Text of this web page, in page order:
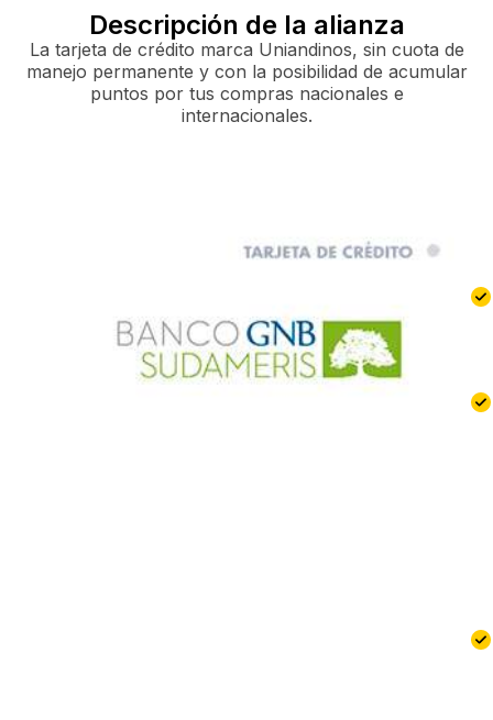
Descripción de la alianza
La tarjeta de crédito marca Uniandinos, sin cuota de
manejo permanente y con la posibilidad de acumular
puntos por tus compras nacionales e
internacionales.